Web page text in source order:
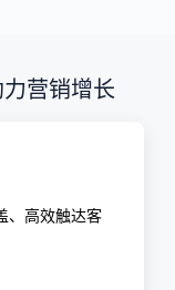
营销增长
、高效触达客